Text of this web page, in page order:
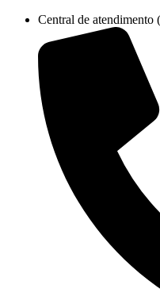
conteúdo
Central de atendimento